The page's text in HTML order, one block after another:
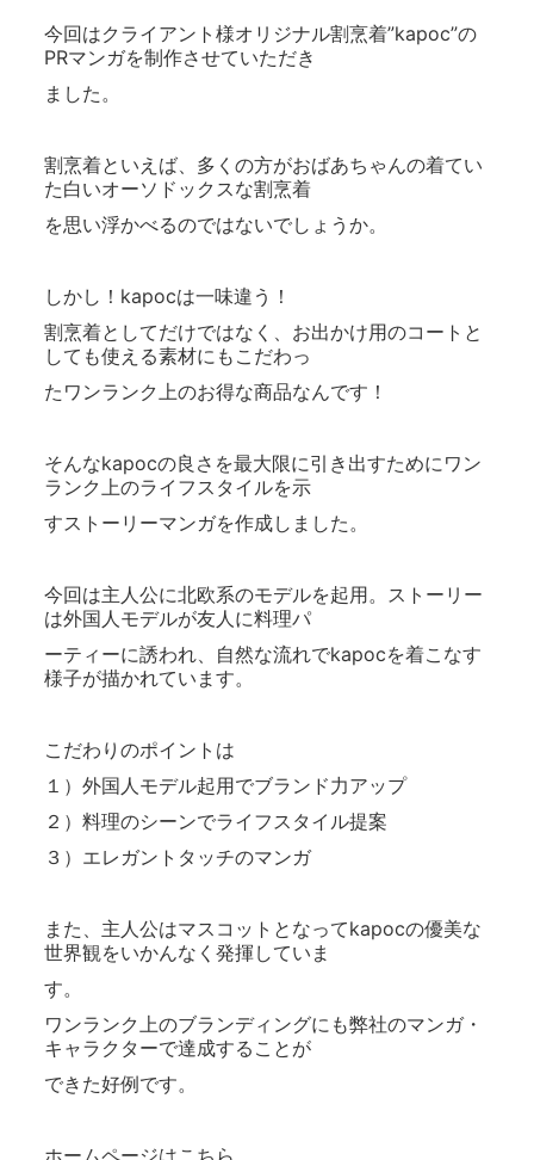
今回はクライアント様オリジナル割烹着”kapoc”の
PRマンガを制作させていただき
ました。
割烹着といえば、多くの方がおばあちゃんの着てい
た白いオーソドックスな割烹着
を思い浮かべるのではないでしょうか。
しかし！kapocは一味違う！
割烹着としてだけではなく、お出かけ用のコートと
しても使える素材にもこだわっ
たワンランク上のお得な商品なんです！
そんなkapocの良さを最大限に引き出すためにワン
ランク上のライフスタイルを示
すストーリーマンガを作成しました。
今回は主人公に北欧系のモデルを起用。ストーリー
は外国人モデルが友人に料理パ
ーティーに誘われ、自然な流れでkapocを着こなす
様子が描かれています。
こだわりのポイントは
１）外国人モデル起用でブランド力アップ
２）料理のシーンでライフスタイル提案
３）エレガントタッチのマンガ
また、主人公はマスコットとなってkapocの優美な
世界観をいかんなく発揮していま
す。
ワンランク上のブランディングにも弊社のマンガ・
キャラクターで達成することが
できた好例です。
ホームページはこちら